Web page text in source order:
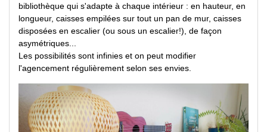
bibliothèque qui s'adapte à chaque intérieur : en hauteur, en
longueur, caisses empilées sur tout un pan de mur, caisses
disposées en escalier (ou sous un escalier!), de façon
asymétriques...
Les possibilités sont infinies et on peut modifier
l'agencement régulièrement selon ses envies.